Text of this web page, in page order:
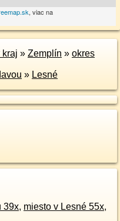
, viac na
kraj » Zemplín » okres
» Lesné
39x, miesto v Lesné 55x,